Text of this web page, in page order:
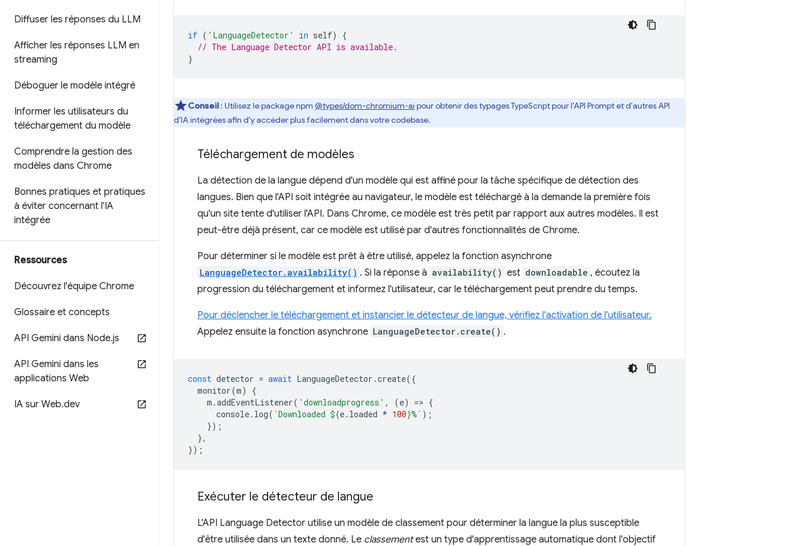
Diffuser les réponses du LLM
Afficher les réponses LLM en
streaming
Déboguer le modèle intégré
Informer les utilisateurs du
téléchargement du modèle
Comprendre la gestion des
modèles dans Chrome
Bonnes pratiques et pratiques
à éviter concernant l'IA
intégrée
Ressources
Découvrez l'équipe Chrome
Glossaire et concepts
API Gemini dans Node.js
API Gemini dans les
applications Web
IA sur Web.dev
if ( 'LanguageDetector' in self)
{
// The Language Detector API is available.
}
Conseil : Utilisez le package npm @types/dom-chromium-ai pour obtenir des typages TypeScript pour l'API Prompt et d'autres API
d'IA intégrées afin d'y accéder plus facilement dans votre codebase.
Téléchargement de modèles
La détection de la langue dépend d'un modèle qui est affiné pour la tâche spécifique de détection des
langues. Bien que l'API soit intégrée au navigateur, le modèle est téléchargé à la demande la première fois
qu'un site tente d'utiliser l'API. Dans Chrome, ce modèle est très petit par rapport aux autres modèles. Il est
peut-être déjà présent, car ce modèle est utilisé par d'autres fonctionnalités de Chrome.
Pour déterminer si le modèle est prêt à être utilisé, appelez la fonction asynchrone
LanguageDetector.availability() . Si la réponse à availability() est downloadable , écoutez la
progression du téléchargement et informez l'utilisateur, car le téléchargement peut prendre du temps.
Pour déclencher le téléchargement et instancier le détecteur de langue, vérifiez l'activation de l'utilisateur.
Appelez ensuite la fonction asynchrone LanguageDetector.create() .
const detector = await LanguageDetector .create({
monitor(m)
{
m .addEventListener( 'downloadprogress' , (e) => {
console. log( `Downloaded ${e. loaded * 100}%` );
});
},
});
Exécuter le détecteur de langue
L'API Language Detector utilise un modèle de classement pour déterminer la langue la plus susceptible
d'être utilisée dans un texte donné. Le classementest un type d'apprentissage automatique dont l'objectif